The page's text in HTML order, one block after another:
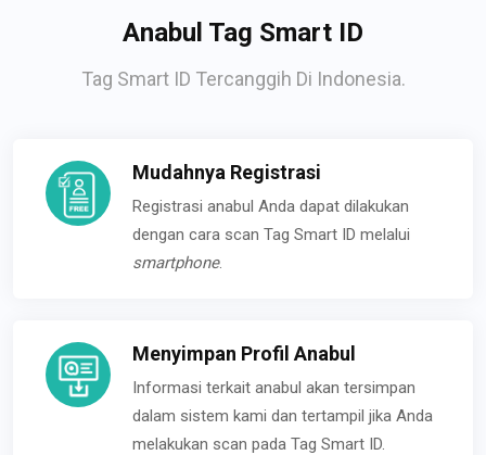
Anabul Tag Smart ID
Tag Smart ID Tercanggih Di Indonesia.
Mudahnya Registrasi
Registrasi anabul Anda dapat dilakukan
dengan cara scan Tag Smart ID melalui
smartphone.
Menyimpan Profil Anabul
Informasi terkait anabul akan tersimpan
dalam sistem kami dan tertampil jika Anda
melakukan scan pada Tag Smart ID.